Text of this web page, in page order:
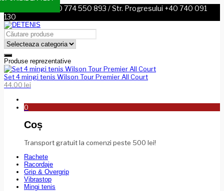
Sos. Nordului +40 774 550 893 / Str. Progresului +40 740 091
130
Produse reprezentative
Set 4 mingi tenis Wilson Tour Premier All Court
44.00 lei
0
Coș
Transport gratuit la comenzi peste 500 lei!
Rachete
Racordaje
Grip & Overgrip
Vibrastop
Mingi tenis